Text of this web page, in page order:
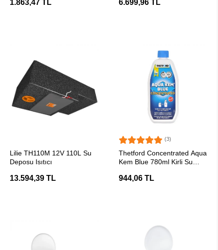
1.863,47 TL 6.699,96 TL
Lilie TH110M 12V 110L Su
Deposu Isıtıcı
13.594,39 TL
(3)
Thetford Concentrated Aqua
Kem Blue 780ml Kirli Su
944,06 TL